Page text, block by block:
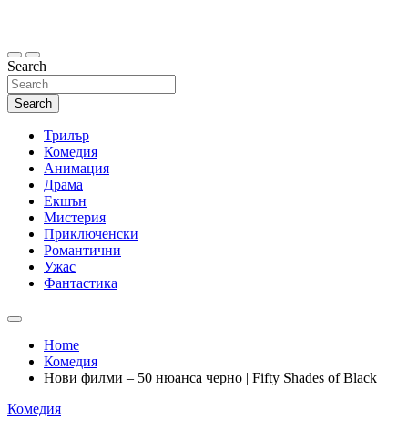
Search
Search
Трилър
Комедия
Анимация
Драма
Екшън
Мистерия
Приключенски
Романтични
Ужас
Фантастика
Home
Комедия
Нови филми – 50 нюанса черно | Fifty Shades of Black
Комедия